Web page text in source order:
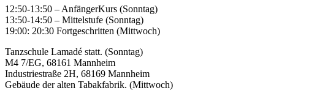
12:50-13:50 – AnfängerKurs (Sonntag)
13:50-14:50 – Mittelstufe (Sonntag)
19:00: 20:30 Fortgeschritten (Mittwoch)
Tanzschule Lamadé statt. (Sonntag)
M4 7/EG, 68161 Mannheim
Industriestraße 2H, 68169 Mannheim
Gebäude der alten Tabakfabrik. (Mittwoch)